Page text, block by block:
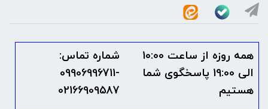
همه روزه از ساعت 10:00
الی 19:00 پاسخگوی شما
هستیم
شماره تماس:
09906996711-
02166909587